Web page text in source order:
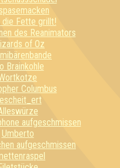
die Fette grillt!
des Reanimators
of Oz
Brainkohle
Columbus
aufgeschmissen
Umberto
aufgeschmissen